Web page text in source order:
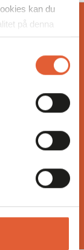
kan du
på denna